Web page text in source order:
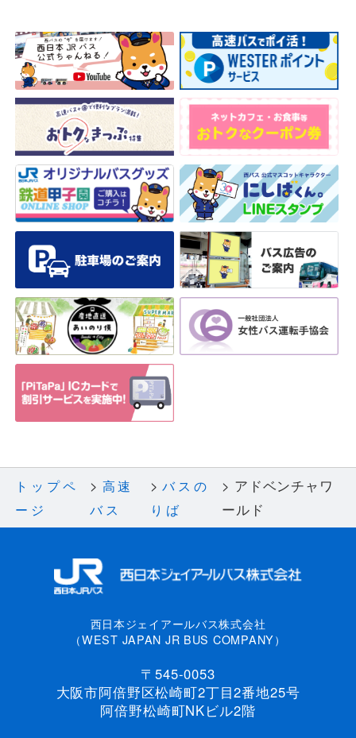
トップペ
ージ
高速
バス
バスの
りば
アドベンチャワ
ールド
西日本ジェイアールバス株式会社
（WEST JAPAN JR BUS COMPANY）
〒545-0053
大阪市阿倍野区松崎町2丁目2番地25号
阿倍野松崎町NKビル2階